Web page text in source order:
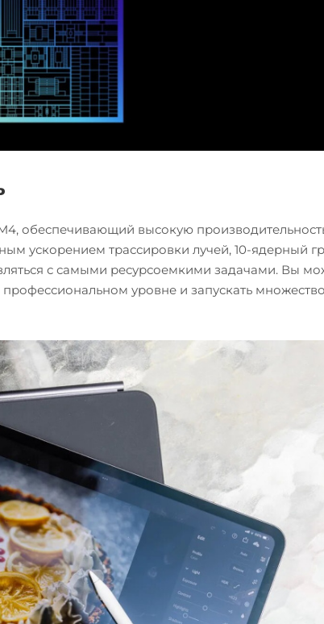
обеспечивающий высокую
ускорением трассировки лучей, 10-ядерный
с самыми ресурсоемкими задачами. Вы
уровне и запускать множество